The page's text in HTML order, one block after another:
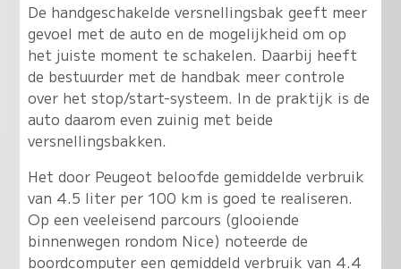
De handgeschakelde versnellingsbak geeft meer
gevoel met de auto en de mogelijkheid om op
het juiste moment te schakelen. Daarbij heeft
de bestuurder met de handbak meer controle
over het stop/start-systeem. In de praktijk is de
auto daarom even zuinig met beide
versnellingsbakken.
Het door Peugeot beloofde gemiddelde verbruik
van 4.5 liter per 100 km is goed te realiseren.
Op een veeleisend parcours (glooiende
binnenwegen rondom Nice) noteerde de
boordcomputer een gemiddeld verbruik van 4.4